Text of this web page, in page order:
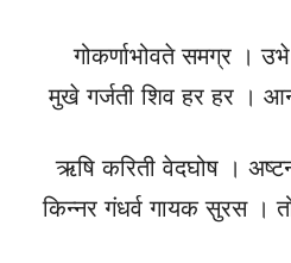
गोकर्णाभोवते समग्र ।
मुखे गर्जती शिव हर हर ।
ऋषि करिती वेदघोष ।
किन्नर गंधर्व गायक सुरस ।